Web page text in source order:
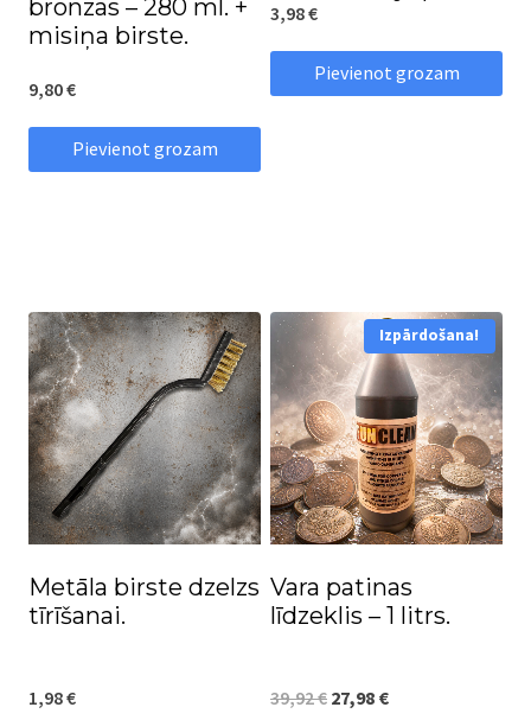
bronzas – 280 ml. +
misiņa birste.
9,80€
Pievienot grozam
3,98€
Pievienot grozam
Metāla birste dzelzs
tīrīšanai.
1,98€
Izpārdošana!
Vara patinas
līdzeklis – 1 litrs.
39,92€ Original
27,98 €Current